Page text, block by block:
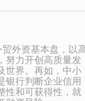
贸外资基本盘，以
努力开创高质量发
世界。再如，中小
银行判断企业信用
性和可获得性，就